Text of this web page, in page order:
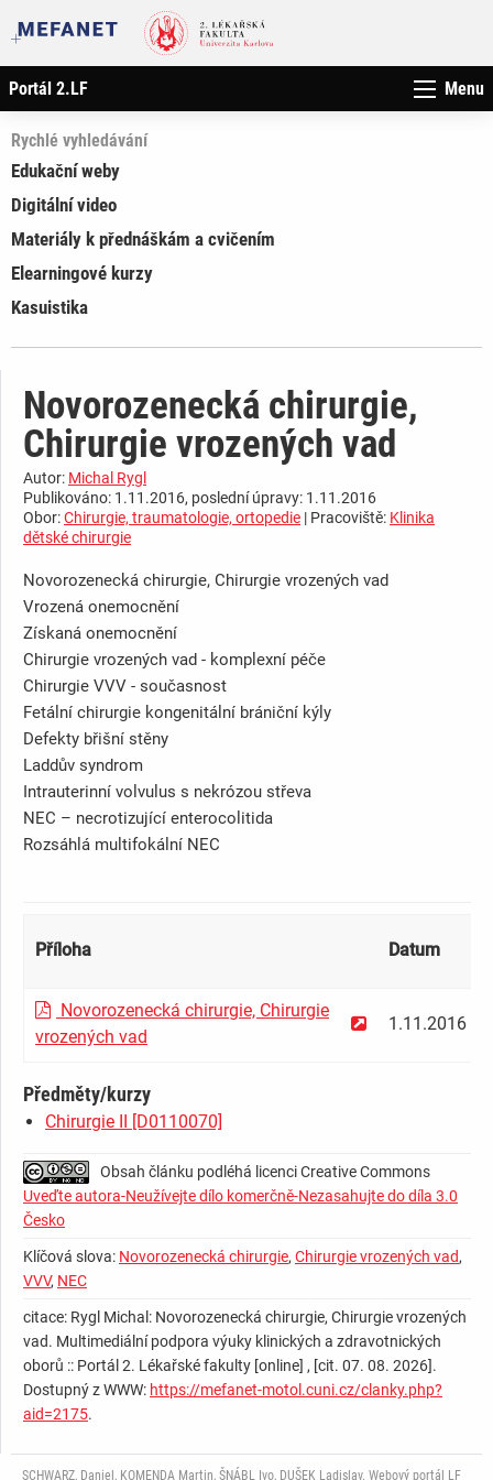
Portál 2.LF Menu
Rychlé vyhledávání
Edukační weby
Digitální video
Materiály k přednáškám a cvičením
Elearningové kurzy
Kasuistika
Novorozenecká chirurgie,
Chirurgie vrozených vad
Autor: Michal Rygl
Publikováno: 1.11.2016, poslední úpravy: 1.11.2016
Obor:Chirurgie, traumatologie, ortopedie | Pracoviště: Klinika
dětské chirurgie
Novorozenecká chirurgie, Chirurgie vrozených vad
Vrozená onemocnění
Získaná onemocnění
Chirurgie vrozených vad - komplexní péče
Chirurgie VVV - současnost
Fetální chirurgie kongenitální brániční kýly
Defekty břišní stěny
Laddův syndrom
Intrauterinní volvulus s nekrózou střeva
NEC – necrotizující enterocolitida
Rozsáhlá multifokální NEC
Příloha Datum
Novorozenecká chirurgie, Chirurgie
vrozených vad
1.11.2016
Předměty/kurzy
Chirurgie II [D0110070]
Obsah článku podléhá licenci Creative Commons
Uveďte autora-Neužívejte dílo komerčně-Nezasahujte do díla 3.0
Česko
Klíčová slova: Novorozenecká chirurgie, Chirurgie vrozených vad,
VVV, NEC
citace: Rygl Michal: Novorozenecká chirurgie, Chirurgie vrozených
vad. Multimediální podpora výuky klinických a zdravotnických
oborů :: Portál 2. Lékařské fakulty [online] , [cit. 07. 08. 2026].
Dostupný z WWW: https://mefanet-motol.cuni.cz/clanky.php?
aid=2175.
SCHWARZ, Daniel, KOMENDA Martin, ŠNÁBL Ivo, DUŠEK Ladislav. Webový portál LF